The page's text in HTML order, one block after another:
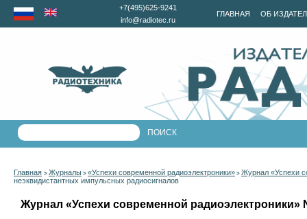
ГЛАВНАЯ ОБ
+7(495)625-9241
info@radiotec.ru
Главная > Журналы > «Успехи современной радиоэлектроники» > Журнал «Успехи
неэквидистантных импульсных радиосигналов
Журнал «Успехи современной радиоэлектроники»